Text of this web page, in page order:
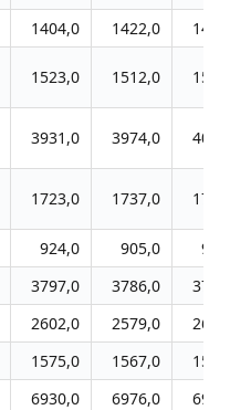
1404,0 1422,0
1523,0 1512,0
3931,0 3974,0
1723,0 1737,0
924,0 905,0
3797,0 3786,0
2602,0 2579,0
1575,0 1567,0
6930,0 6976,0